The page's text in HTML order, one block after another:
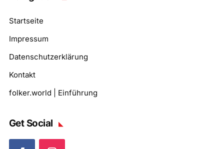
Startseite
Impressum
Datenschutzerklärung
Kontakt
folker.world | Einführung
Get Social